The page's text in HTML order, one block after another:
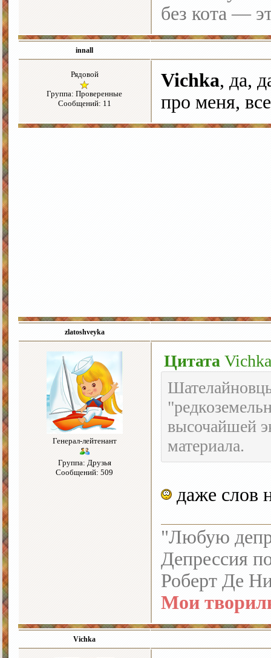
без кота —
innall
Рядовой
Группа: Проверенные
Сообщений: 11
Vichka, да,
про меня,
zlatoshveyka
Генерал-лейтенант
Группа: Друзья
Сообщений: 509
Цитата Vichka
высочайшей
материала.
даже слов
"Любую
Депрессия
Роберт Де
Мои
Vichka